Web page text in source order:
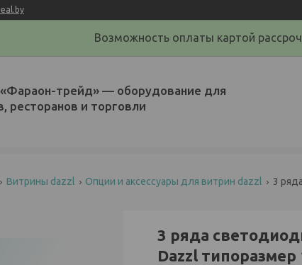
Возможность оплаты картой
трейд»‎ — оборудование для
ресторанов и торговли
Витрины dazzl Опции и аксессуары для витрин dazzl 3
3 ряда
Dazzl типоразмер